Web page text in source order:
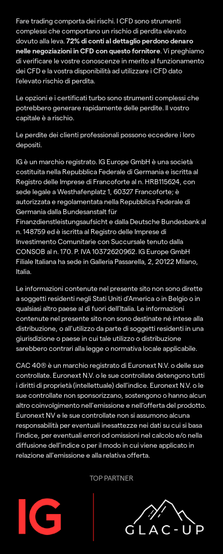
Fare trading comporta dei rischi. I CFD sono strumenti
complessi che comportano un rischio di perdita elevato
dovuto alla leva.72% di conti al dettaglio perdono denaro
nelle negoziazioni in CFD con questo fornitore. Vi preghiamo
di verificare le vostre conoscenze in merito al funzionamento
dei CFD e la vostra disponibilità ad utilizzare i CFD dato
l’elevato rischio di perdita.
Le opzioni e i certificati turbo sono strumenti complessi che
potrebbero generare rapidamente delle perdite. Il vostro
capitale è a rischio.
Le perdite dei clienti professionali possono eccedere i loro
depositi.
IG è un marchio registrato. IG Europe GmbH è una società
costituita nella Repubblica Federale di Germania e iscritta al
Registro delle Imprese di Francoforte al n. HRB115624, con
sede legale a Westhafenplatz 1, 60327 Francoforte; è
autorizzata e regolamentata nella Repubblica Federale di
Germania dalla Bundesanstalt für
Finanzdienstleistungsaufsicht e dalla Deutsche Bundesbank al
n. 148759 ed è iscritta al Registro delle Imprese di
Investimento Comunitarie con Succursale tenuto dalla
CONSOB al n. 170. P. IVA 10372620962. IG Europe GmbH
Filiale Italiana ha sede in Galleria Passarella, 2, 20122 Milano,
Italia.
Le informazioni contenute nel presente sito non sono dirette
a soggetti residenti negli Stati Uniti d'America o in Belgio o in
qualsiasi altro paese al di fuori dell’Italia. Le informazioni
contenute nel presente sito non sono destinate né intese alla
distribuzione, o all'utilizzo da parte di soggetti residenti in una
giurisdizione o paese in cui tale utilizzo o distribuzione
sarebbero contrari alla legge o normativa locale applicabile.
CAC 40® è un marchio registrato di Euronext N.V. o delle sue
controllate. Euronext N.V. o le sue controllate detengono tutti
i diritti di proprietà (intellettuale) dell'indice. Euronext N.V. o le
sue controllate non sponsorizzano, sostengono o hanno alcun
altro coinvolgimento nell'emissione e nell'offerta del prodotto.
Euronext NV e le sue controllate non si assumono alcuna
responsabilità per eventuali inesattezze nei dati su cui si basa
l'indice, per eventuali errori od omissioni nel calcolo e/o nella
diffusione dell'indice o per il modo in cui viene applicato in
relazione all'emissione e alla relativa offerta.
TOP PARTNER